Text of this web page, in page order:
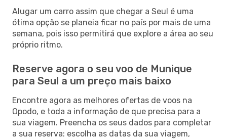
Alugar um carro assim que chegar a Seul é uma
ótima opção se planeia ficar no país por mais de uma
semana, pois isso permitirá que explore a área ao seu
próprio ritmo.
Reserve agora o seu voo de Munique
para Seul a um preço mais baixo
Encontre agora as melhores ofertas de voos na
Opodo, e toda a informação de que precisa para a
sua viagem. Preencha os seus dados para completar
a sua reserva: escolha as datas da sua viagem,